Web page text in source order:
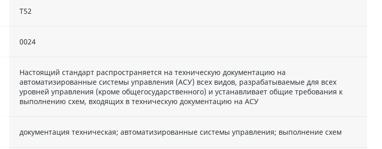
Т52
0024
Настоящий стандарт распространяется на техническую документацию на
автоматизированные системы управления (АСУ) всех видов, разрабатываемые для всех
уровней управления (кроме общегосударственного) и устанавливает общие требования к
выполнению схем, входящих в техническую документацию на АСУ
документация техническая; автоматизированные системы управления; выполнение схем